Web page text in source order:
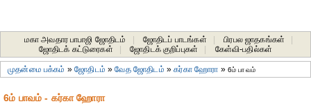
மகா அவதார பாபாஜி ஜோதிடம் ஜோதிடப் பாடங்கள் பிரபல ஜாதகங்கள்
ஜோதிடக் கட்டுரைகள்
ஜோதிடக் குறிப்புகள் கேள்வி-பதில்கள்
முதன்மை பக்கம் »ஜோதிடம் »வேத ஜோதிடம் »கர்கா ஹோரா » 6ம் பாவம்
6ம் பாவம் - கர்கா ஹோரா